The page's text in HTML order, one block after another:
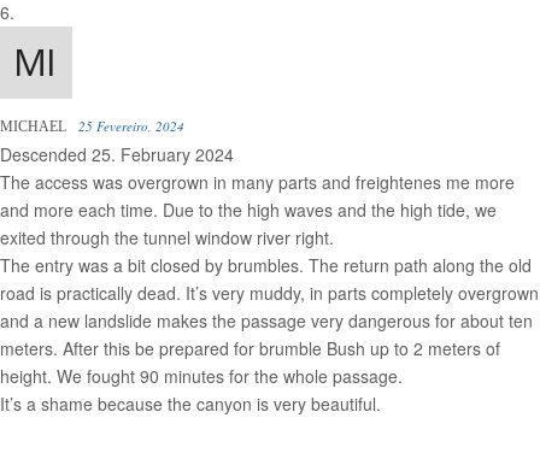
MICHAEL 25 Fevereiro, 2024
Descended 25. February 2024
The access was overgrown in many parts and freightenes me more
and more each time. Due to the high waves and the high tide, we
exited through the tunnel window river right.
The entry was a bit closed by brumbles. The return path along the old
road is practically dead. It’s very muddy, in parts completely overgrown
and a new landslide makes the passage very dangerous for about ten
meters. After this be prepared for brumble Bush up to 2 meters of
height. We fought 90 minutes for the whole passage.
It’s a shame because the canyon is very beautiful.